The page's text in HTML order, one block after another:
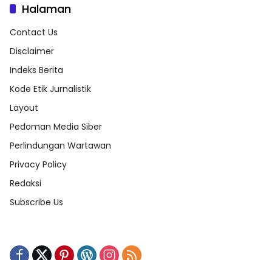
Halaman
Contact Us
Disclaimer
Indeks Berita
Kode Etik Jurnalistik
Layout
Pedoman Media Siber
Perlindungan Wartawan
Privacy Policy
Redaksi
Subscribe Us